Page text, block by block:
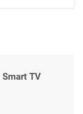
Smart TV